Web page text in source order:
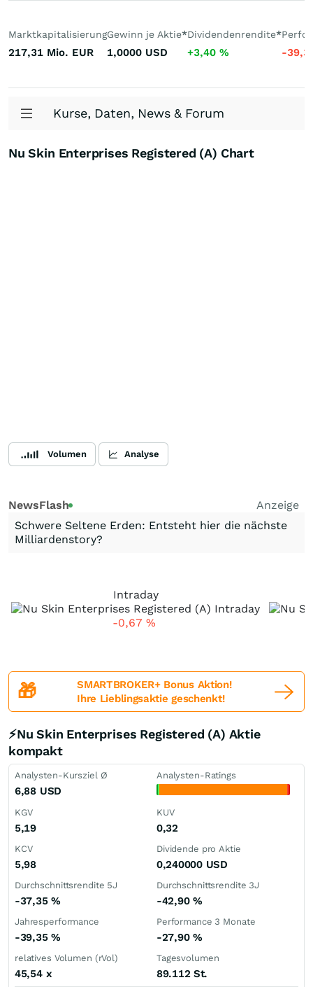
Marktkapitalisierung
217,31 Mio. EUR
Gewinn je Aktie*
1,0000 USD
Dividendenrendite*
+3,40 % -
Kurse, Daten, News & Forum
Nu Skin Enterprises Registered (A) Chart
Volumen Analyse
NewsFlash
Anzeige
Schwere Seltene Erden: Entsteht hier die nächste
Milliardenstory?
Intraday
-0,67 %
🎁
SMARTBROKER+ Bonus Aktion!
Ihre Lieblingsaktie geschenkt!
⚡Nu Skin Enterprises Registered (A) Aktie
kompakt
Analysten-Kursziel Ø
6,88 USD
Analysten-Ratings
KGV
5,19
KUV
0,32
KCV
5,98
Dividende pro Aktie
0,240000 USD
Durchschnittsrendite 5J
-37,35 %
Durchschnittsrendite 3J
-42,90 %
Jahresperformance
-39,35 %
Performance 3 Monate
-27,90 %
relatives Volumen (rVol)
45,54 x
Tagesvolumen
89.112 St.